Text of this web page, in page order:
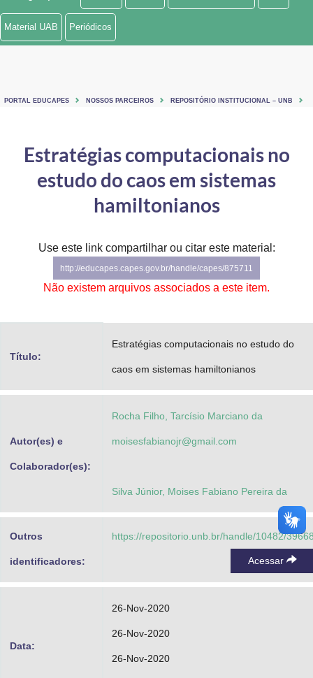
Ministério de Minas e Energia
Controladoria-Geral da União
Ministério da Mulher, da Família e dos Direitos Humanos
Secretaria de Governo
Gabinete de Segurança Institucional
Banco Central do Brasil
Material UAB Periódicos
PORTAL EDUCAPES NOSSOS PARCEIROS REPOSITÓRIO INSTITUCIONAL – UNB
Estratégias computacionais no
estudo do caos em sistemas
hamiltonianos
Use este link compartilhar ou citar este material:
http://educapes.capes.gov.br/handle/capes/875711
Não existem arquivos associados a este item.
Título:
Estratégias computacionais no estudo do
caos em sistemas hamiltonianos
Autor(es) e
Colaborador(es):
Rocha Filho, Tarcísio Marciano da
moisesfabianojr@gmail.com
Silva Júnior, Moises Fabiano Pereira da
Outros
identificadores:
https://repositorio.unb.br/handle/10482/
Acessar
Data:
26-Nov-2020
26-Nov-2020
26-Nov-2020